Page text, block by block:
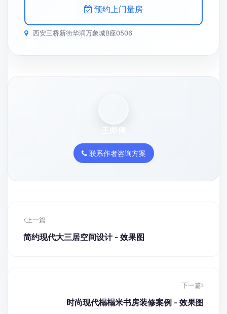
预约上门量房
西安三桥新街华润万象城B座0506
王师傅
联系作者咨询方案
上一篇
简约现代大三居空间设计 - 效果图
下一篇
时尚现代榻榻米书房装修案例 - 效果图